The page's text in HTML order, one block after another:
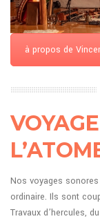
à propos de
Nos voyages
ordinaire. Ils sont
Travaux d’hercules,